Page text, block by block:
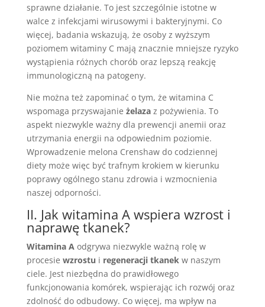
sprawne działanie. To jest szczególnie istotne w
walce z infekcjami wirusowymi i bakteryjnymi. Co
więcej, badania wskazują, że osoby z wyższym
poziomem witaminy C mają znacznie mniejsze ryzyko
wystąpienia różnych chorób oraz lepszą reakcję
immunologiczną na patogeny.
Nie można też zapominać o tym, że witamina C
wspomaga przyswajanie żelazaz pożywienia. To
aspekt niezwykle ważny dla prewencji anemii oraz
utrzymania energii na odpowiednim poziomie.
Wprowadzenie melona Crenshaw do codziennej
diety może więc być trafnym krokiem w kierunku
poprawy ogólnego stanu zdrowia i wzmocnienia
naszej odporności.
II. Jak witamina A wspiera wzrost i
naprawę tkanek?
Witamina Aodgrywa niezwykle ważną rolę w
procesie wzrostu i regeneracji tkanekw naszym
ciele. Jest niezbędna do prawidłowego
funkcjonowania komórek, wspierając ich rozwój oraz
zdolność do odbudowy. Co więcej, ma wpływ na